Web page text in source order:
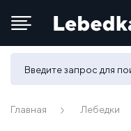
Главная Лебедки